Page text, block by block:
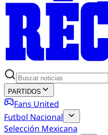
PARTIDOS
Fans United
Futbol Nacional
Selección Mexicana